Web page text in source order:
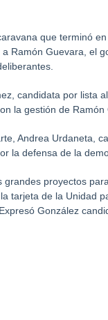
que terminó
a Ramón Guevara, el
candidata por lista
la gestión de
Andrea Urdaneta,
la defensa de la
grandes proyectos
tarjeta de la Unidad
González